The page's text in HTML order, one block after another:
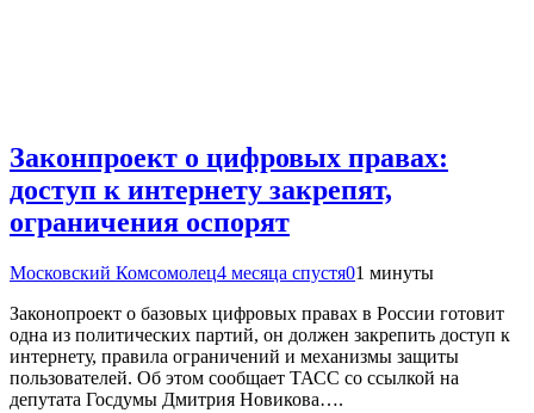
Законпроект о цифровых правах:
доступ к интернету закрепят,
ограничения оспорят
Московский Комсомолец4 месяца спустя01 минуты
Законопроект о базовых цифровых правах в России готовит
одна из политических партий, он должен закрепить доступ к
интернету, правила ограничений и механизмы защиты
пользователей. Об этом сообщает ТАСС со ссылкой на
депутата Госдумы Дмитрия Новикова….